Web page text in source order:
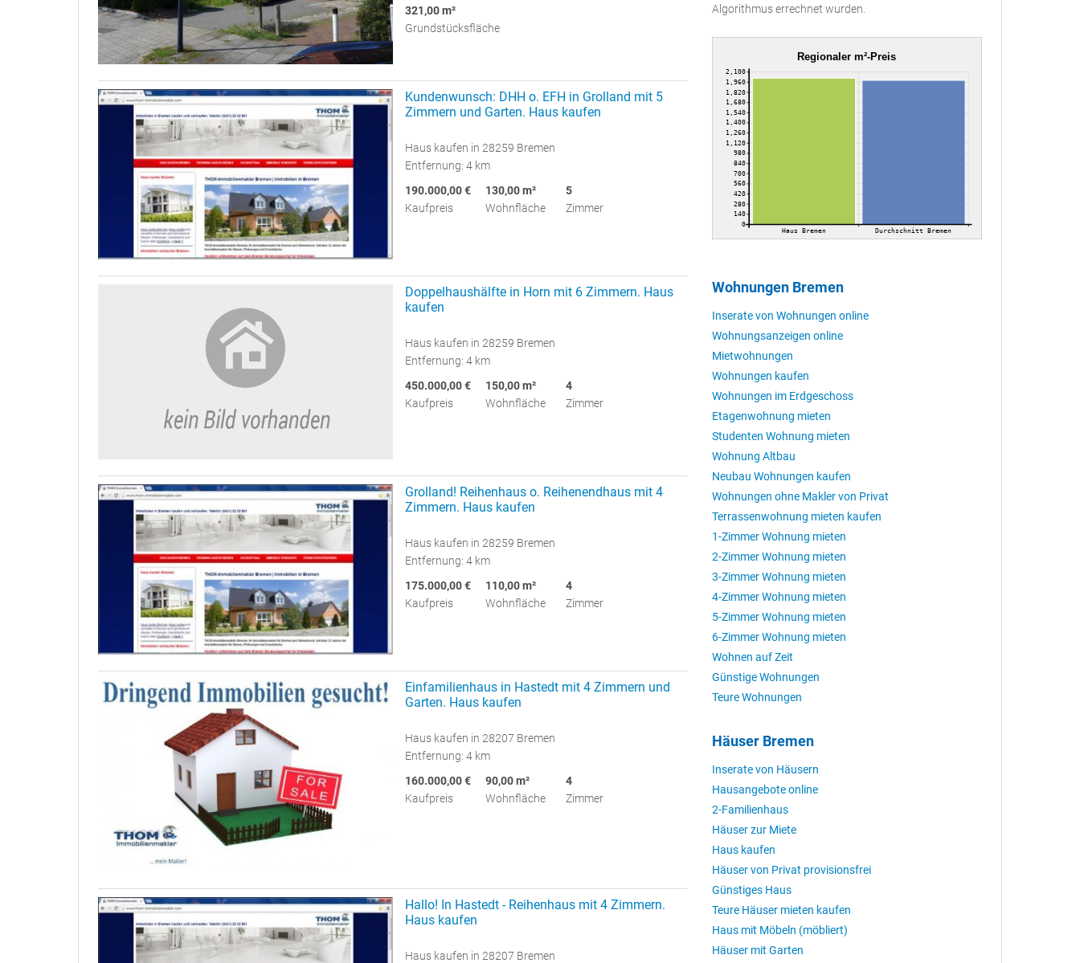
321,00 m²
Grundstücksfläche
Kundenwunsch: DHH o. EFH in Grolland mit 5
Zimmern und Garten. Haus kaufen
Haus kaufen in 28259 Bremen
Entfernung: 4 km
190.000,00 €
Kaufpreis
130,00 m²
Wohnfläche
5
Zimmer
Doppelhaushälfte in Horn mit 6 Zimmern. Haus
kaufen
Haus kaufen in 28259 Bremen
Entfernung: 4 km
450.000,00 €
Kaufpreis
150,00 m²
Wohnfläche
4
Zimmer
Grolland! Reihenhaus o. Reihenendhaus mit 4
Zimmern. Haus kaufen
Haus kaufen in 28259 Bremen
Entfernung: 4 km
175.000,00 €
Kaufpreis
110,00 m²
Wohnfläche
4
Zimmer
Einfamilienhaus in Hastedt mit 4 Zimmern und
Garten. Haus kaufen
Haus kaufen in 28207 Bremen
Entfernung: 4 km
160.000,00 €
Kaufpreis
90,00 m²
Wohnfläche
4
Zimmer
Hallo! In Hastedt - Reihenhaus mit 4 Zimmern.
Haus kaufen
Haus kaufen in 28207 Bremen
Algorithmus errechnet wurden.
Regionaler m²-Preis
0
140
280
420
560
700
840
980
1,120
1,260
1,400
1,540
1,680
1,820
1,960
2,100
Haus Bremen Durchschnitt Bremen
Wohnungen Bremen
Inserate von Wohnungen online
Wohnungsanzeigen online
Mietwohnungen
Wohnungen kaufen
Wohnungen im Erdgeschoss
Etagenwohnung mieten
Studenten Wohnung mieten
Wohnung Altbau
Neubau Wohnungen kaufen
Wohnungen ohne Makler von Privat
Terrassenwohnung mieten kaufen
1-Zimmer Wohnung mieten
2-Zimmer Wohnung mieten
3-Zimmer Wohnung mieten
4-Zimmer Wohnung mieten
5-Zimmer Wohnung mieten
6-Zimmer Wohnung mieten
Wohnen auf Zeit
Günstige Wohnungen
Teure Wohnungen
Häuser Bremen
Inserate von Häusern
Hausangebote online
2-Familienhaus
Häuser zur Miete
Haus kaufen
Häuser von Privat provisionsfrei
Günstiges Haus
Teure Häuser mieten kaufen
Haus mit Möbeln (möbliert)
Häuser mit Garten